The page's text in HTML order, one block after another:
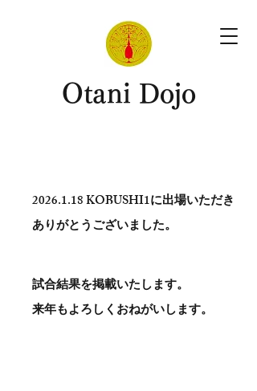
​Otani Dojo
2026.1.18KOBUSHI1に出場いただき
ありがとう​ございました。
試合結果を掲載いたします。
​来年もよろしくおねがいします。